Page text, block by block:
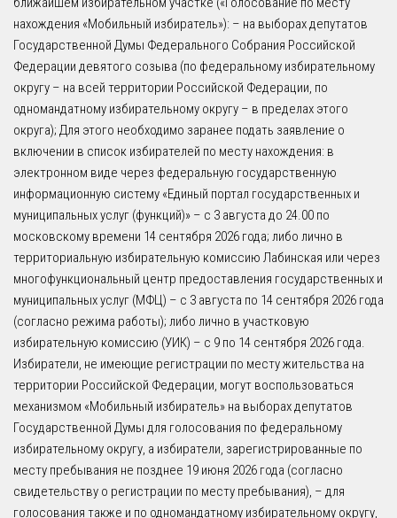
нахождения «Мобильный избиратель»): – на выборах депутатов
Государственной Думы Федерального Собрания Российской
Федерации девятого созыва (по федеральному избирательному
округу – на всей территории Российской Федерации, по
одномандатному избирательному округу – в пределах этого
округа); Для этого необходимо заранее подать заявление о
включении в список избирателей по месту нахождения: в
электронном виде через федеральную государственную
информационную систему «Единый портал государственных и
муниципальных услуг (функций)» – с 3 августа до 24.00 по
московскому времени 14 сентября 2026 года; либо лично в
территориальную избирательную комиссию Лабинская или через
многофункциональный центр предоставления государственных и
муниципальных услуг (МФЦ) – с 3 августа по 14 сентября 2026 года
(согласно режима работы); либо лично в участковую
избирательную комиссию (УИК) – с 9 по 14 сентября 2026 года.
Избиратели, не имеющие регистрации по месту жительства на
территории Российской Федерации, могут воспользоваться
механизмом «Мобильный избиратель» на выборах депутатов
Государственной Думы для голосования по федеральному
избирательному округу, а избиратели, зарегистрированные по
месту пребывания не позднее 19 июня 2026 года (согласно
свидетельству о регистрации по месту пребывания), – для
голосования также и по одномандатному избирательному округу,